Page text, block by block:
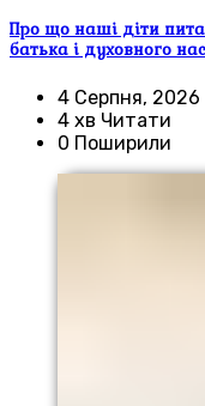
Про що наші діти
батька і духовного
4 Серпня, 2026
4 хв Читати
0 Поширили